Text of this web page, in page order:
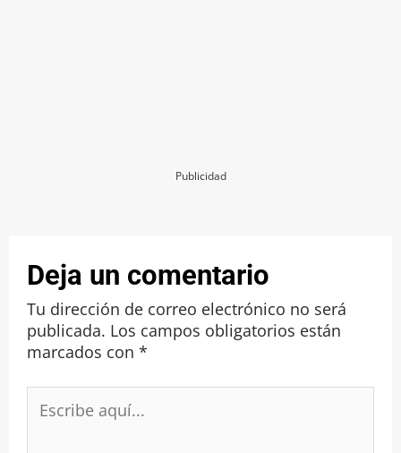
Publicidad
Deja un comentario
Tu dirección de correo electrónico no será
publicada. Los campos obligatorios están
marcados con *
aquí...